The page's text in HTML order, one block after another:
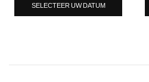
SELECTEER UW DATUM